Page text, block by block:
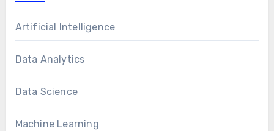
Artificial Intelligence
Data Analytics
Data Science
Machine Learning